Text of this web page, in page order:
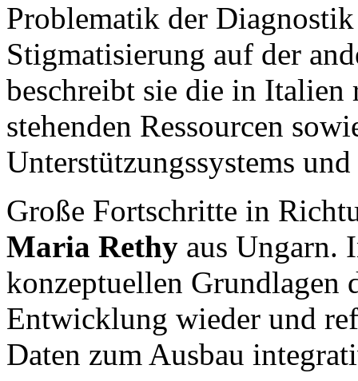
Problematik der
Stigmatisierung auf der
beschreibt sie die in
stehenden Ressourcen
Unterstützungssystems
Große Fortschritte in
Maria Rethy aus Ungarn.
konzeptuellen Grundlagen
Entwicklung wieder und
Daten zum Ausbau